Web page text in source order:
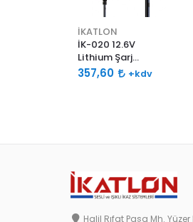
İKATLON
İK-020 12.6V
Lithium Şarj
Adaptörü
357,60 +kdv
Halil Rıfat Paşa Mh.